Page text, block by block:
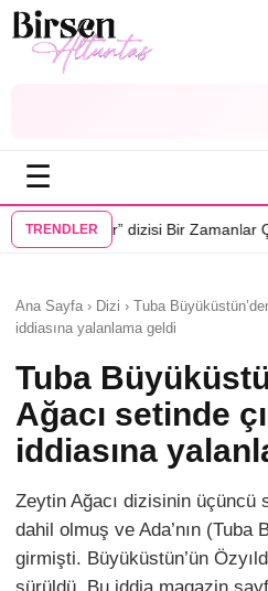
☰
TRENDLER
Zamanlar Çukurova’nın gününe
Ana Sayfa › Dizi › Tuba
iddiasına yalanlama geldi
Tuba
Ağacı setinde
iddiasına
Zeytin Ağacı dizisinin üçüncü
dahil olmuş ve Ada’nın (Tuba
girmişti. Büyüküstün’ün